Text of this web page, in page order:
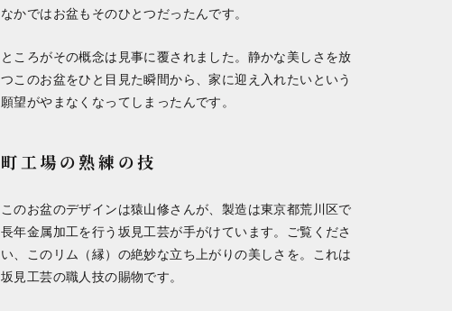
なかではお盆もそのひとつだったんです。
ところがその概念は見事に覆されました。静かな美しさを放
つこのお盆をひと目見た瞬間から、家に迎え入れたいという
願望がやまなくなってしまったんです。
町工場の熟練の技
このお盆のデザインは猿山修さんが、製造は東京都荒川区で
長年金属加工を行う坂見工芸が手がけています。ご覧くださ
い、このリム（縁）の絶妙な立ち上がりの美しさを。これは
坂見工芸の職人技の賜物です。